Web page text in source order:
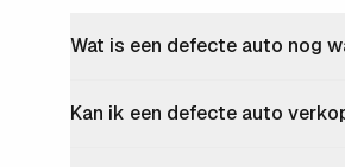
Wat is een defecte auto nog
Kan ik een defecte auto